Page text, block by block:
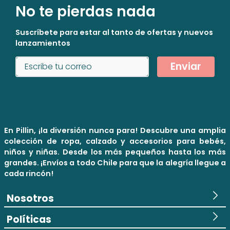
No te pierdas nada
Suscríbete para estar al tanto de ofertas y nuevos
lanzamientos
Enviar
En Pillin, ¡la diversión nunca para! Descubre una amplia
colección de ropa, calzado y accesorios para bebés,
niños y niñas. Desde los más pequeños hasta los más
grandes. ¡Envíos a todo Chile para que la alegría llegue a
cada rincón!
Nosotros
Políticas